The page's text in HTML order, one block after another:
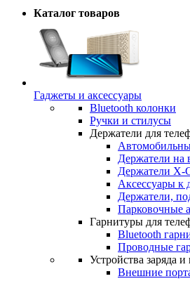
Каталог товаров
Гаджеты и аксессуары
Bluetooth колонки
Ручки и стилусы
Держатели для
Держатели на
Держатели X-
Аксессуары к
Держатели,
Парковочные
Гарнитуры для
Bluetooth
Проводные
Устройства заряда
Внешние